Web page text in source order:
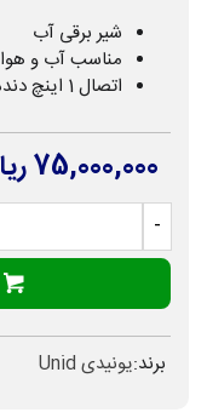
شیر برقی آب
مناسب آب و هوا
اتصال 1 اینچ دنده ای
75,000,000 ریال
-
برند:یونیدی Unid